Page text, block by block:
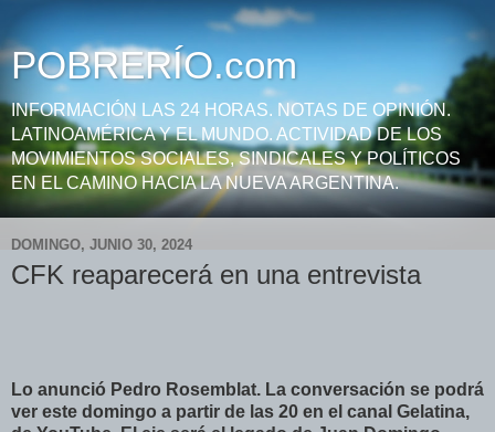
POBRERÍO.com
INFORMACIÓN LAS 24 HORAS. NOTAS DE OPINIÓN.
LATINOAMÉRICA Y EL MUNDO. ACTIVIDAD DE LOS
MOVIMIENTOS SOCIALES, SINDICALES Y POLÍTICOS
EN EL CAMINO HACIA LA NUEVA ARGENTINA.
DOMINGO, JUNIO 30, 2024
CFK reaparecerá en una entrevista
Lo anunció Pedro Rosemblat. La conversación se podrá
ver este domingo a partir de las 20 en el canal Gelatina,